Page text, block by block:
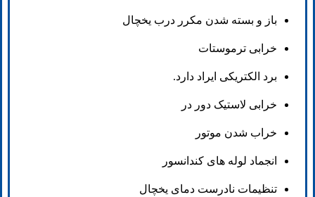
باز و بسته شدن مکرر درب یخچال
خرابی ترموستات
برد الکتریکی ایراد دارد.
خرابی لاستیک دور در
خراب شدن موتور
انجماد لوله های کندانسور
تنظیمات نادرست دمای یخچال